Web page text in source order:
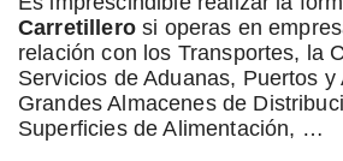
Carretillerosi operas en
relación con los Transportes, la
Servicios de Aduanas, Puertos y
Grandes Almacenes de
Superficies de Alimentación, …